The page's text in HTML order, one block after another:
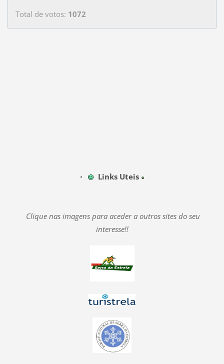
Total de votos: 1072
Links Uteis
Clique nas imagens para aceder a outros sites do seu
interesse!!